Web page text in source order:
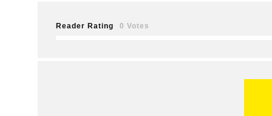
Reader Rating 0 Votes